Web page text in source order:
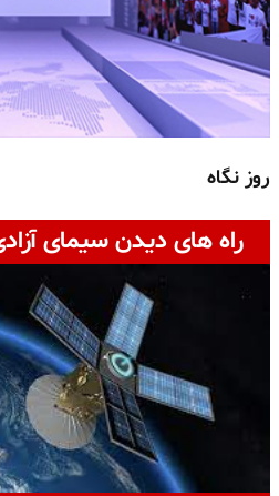
روز نگاه
راه های دیدن سیمای